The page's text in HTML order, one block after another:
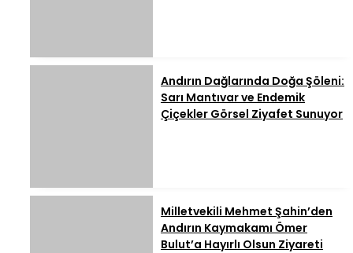
Andırın Dağlarında Doğa Şöleni:
Sarı Mantıvar ve Endemik
Çiçekler Görsel Ziyafet Sunuyor
Milletvekili Mehmet Şahin’den
Andırın Kaymakamı Ömer
Bulut’a Hayırlı Olsun Ziyareti